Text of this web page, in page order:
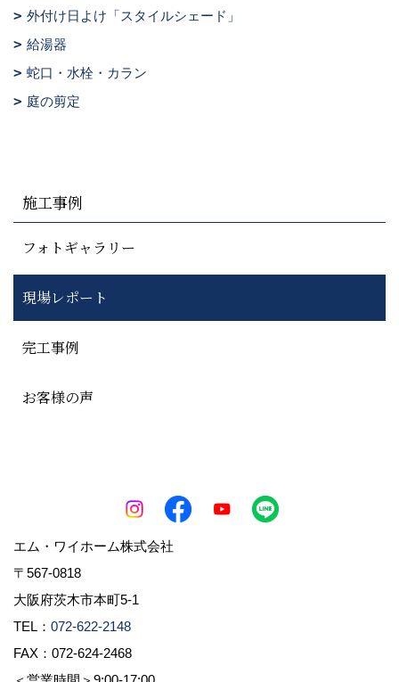
外付け日よけ「スタイルシェード」
給湯器
蛇口・水栓・カラン
庭の剪定
施工事例
フォトギャラリー
現場レポート
完工事例
お客様の声
エム・ワイホーム株式会社
〒567-0818
大阪府茨木市本町5-1
TEL： 072-622-2148
FAX：072-624-2468